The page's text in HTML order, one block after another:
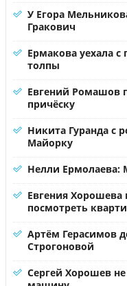
У Егора
Гракович
Ермакова уехала
толпы
Евгений Ромашов
причёску
Никита Гуранда с
Майорку
Нелли Ермолаева:
Евгения Хорошева
посмотреть
Артём Герасимов
Строгоновой
Сергей Хорошев не